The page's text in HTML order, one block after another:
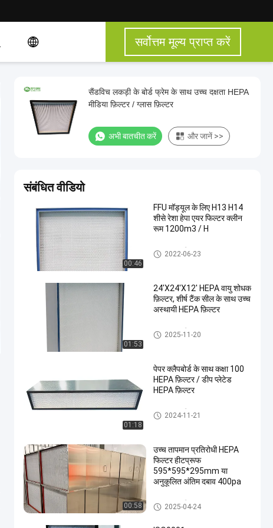
सर्वोत्तम मूल्य प्राप्त करें
सैंडविच लकड़ी के बोर्ड फ्रेम के साथ उच्च दक्षता HEPA
मीडिया फ़िल्टर / ग्लास फ़िल्टर
अभी बातचीत करें और जानें >>
संबंधित वीडियो
00:46
FFU मॉड्यूल के लिए H13 H14
शीसे रेशा हेपा एयर फिल्टर क्लीन
रूम 1200m3 / H
HEPA एयर फिल्टर
2022-06-23
01:53
24'X24'X12' HEPA वायु शोधक
फ़िल्टर, शीर्ष टैंक सील के साथ उच्च
अस्थायी HEPA फ़िल्टर
HEPA एयर फिल्टर
2025-11-20
01:18
पेपर क्लैपबोर्ड के साथ कक्षा 100
HEPA फ़िल्टर / डीप प्लेटेड
HEPA फ़िल्टर
HEPA एयर फिल्टर
2024-11-21
00:58
उच्च तापमान प्रतिरोधी HEPA
फिल्टर हीटप्रूफ
595*595*295mm या
अनुकूलित अंतिम दबाव 400pa
HEPA एयर फिल्टर
2025-04-24